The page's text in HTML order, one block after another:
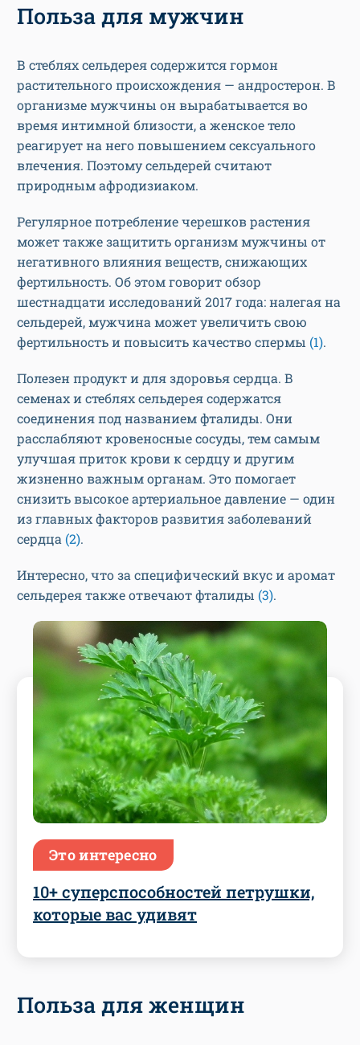
Польза для мужчин
В стеблях сельдерея содержится гормон
растительного происхождения — андростерон. В
организме мужчины он вырабатывается во
время интимной близости, а женское тело
реагирует на него повышением сексуального
влечения. Поэтому сельдерей считают
природным афродизиаком.
Регулярное потребление черешков растения
может также защитить организм мужчины от
негативного влияния веществ, снижающих
фертильность. Об этом говорит обзор
шестнадцати исследований 2017 года: налегая на
сельдерей, мужчина может увеличить свою
фертильность и повысить качество спермы (1).
Полезен продукт и для здоровья сердца. В
семенах и стеблях сельдерея содержатся
соединения под названием фталиды. Они
расслабляют кровеносные сосуды, тем самым
улучшая приток крови к сердцу и другим
жизненно важным органам. Это помогает
снизить высокое артериальное давление — один
из главных факторов развития заболеваний
сердца (2).
Интересно, что за специфический вкус и аромат
сельдерея также отвечают фталиды (3).
Это интересно
10+ суперспособностей петрушки,
которые вас удивят
Польза для женщин